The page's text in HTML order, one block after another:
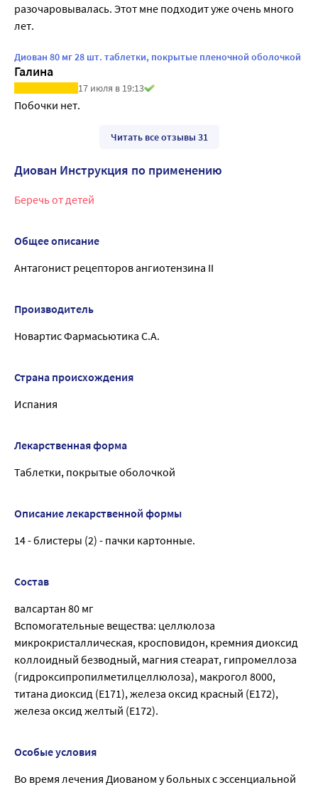
разочаровывалась. Этот мне подходит уже очень много
лет.
Диован 80 мг 28 шт. таблетки, покрытые пленочной оболочкой
Галина
17 июля в 19:13
Побочки нет.
Читать все отзывы 31
Диован Инструкция по применению
Беречь от детей
Общее описание
Антагонист рецепторов ангиотензина II
Производитель
Новартис Фармасьютика С.А.
Страна происхождения
Испания
Лекарственная форма
Таблетки, покрытые оболочкой
Описание лекарственной формы
14 - блистеры (2) - пачки картонные.
Состав
валсартан 80 мг
Вспомогательные вещества: целлюлоза
микрокристаллическая, кросповидон, кремния диоксид
коллоидный безводный, магния стеарат, гипромеллоза
(гидроксипропилметилцеллюлоза), макрогол 8000,
титана диоксид (Е171), железа оксид красный (Е172),
железа оксид желтый (Е172).
Особые условия
Во время лечения Диованом у больных с эссенциальной